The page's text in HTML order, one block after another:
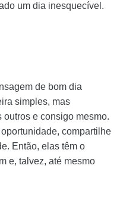
um dia inesquecível.
de bom dia
simples, mas
outros e consigo mesmo.
compartilhe
Então, elas têm o
e, talvez, até mesmo